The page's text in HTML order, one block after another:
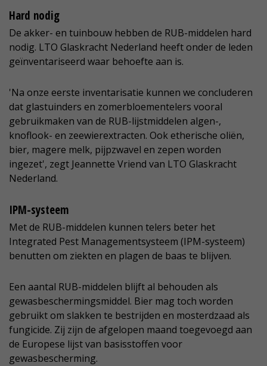
Hard nodig
De akker- en tuinbouw hebben de RUB-middelen hard
nodig. LTO Glaskracht Nederland heeft onder de leden
geïnventariseerd waar behoefte aan is.
'Na onze eerste inventarisatie kunnen we concluderen
dat glastuinders en zomerbloementelers vooral
gebruikmaken van de RUB-lijstmiddelen algen-,
knoflook- en zeewierextracten. Ook etherische oliën,
bier, magere melk, pijpzwavel en zepen worden
ingezet', zegt Jeannette Vriend van LTO Glaskracht
Nederland.
IPM-systeem
Met de RUB-middelen kunnen telers beter het
Integrated Pest Managementsysteem (IPM-systeem)
benutten om ziekten en plagen de baas te blijven.
Een aantal RUB-middelen blijft al behouden als
gewasbeschermingsmiddel. Bier mag toch worden
gebruikt om slakken te bestrijden en mosterdzaad als
fungicide. Zij zijn de afgelopen maand toegevoegd aan
de Europese lijst van basisstoffen voor
gewasbescherming.